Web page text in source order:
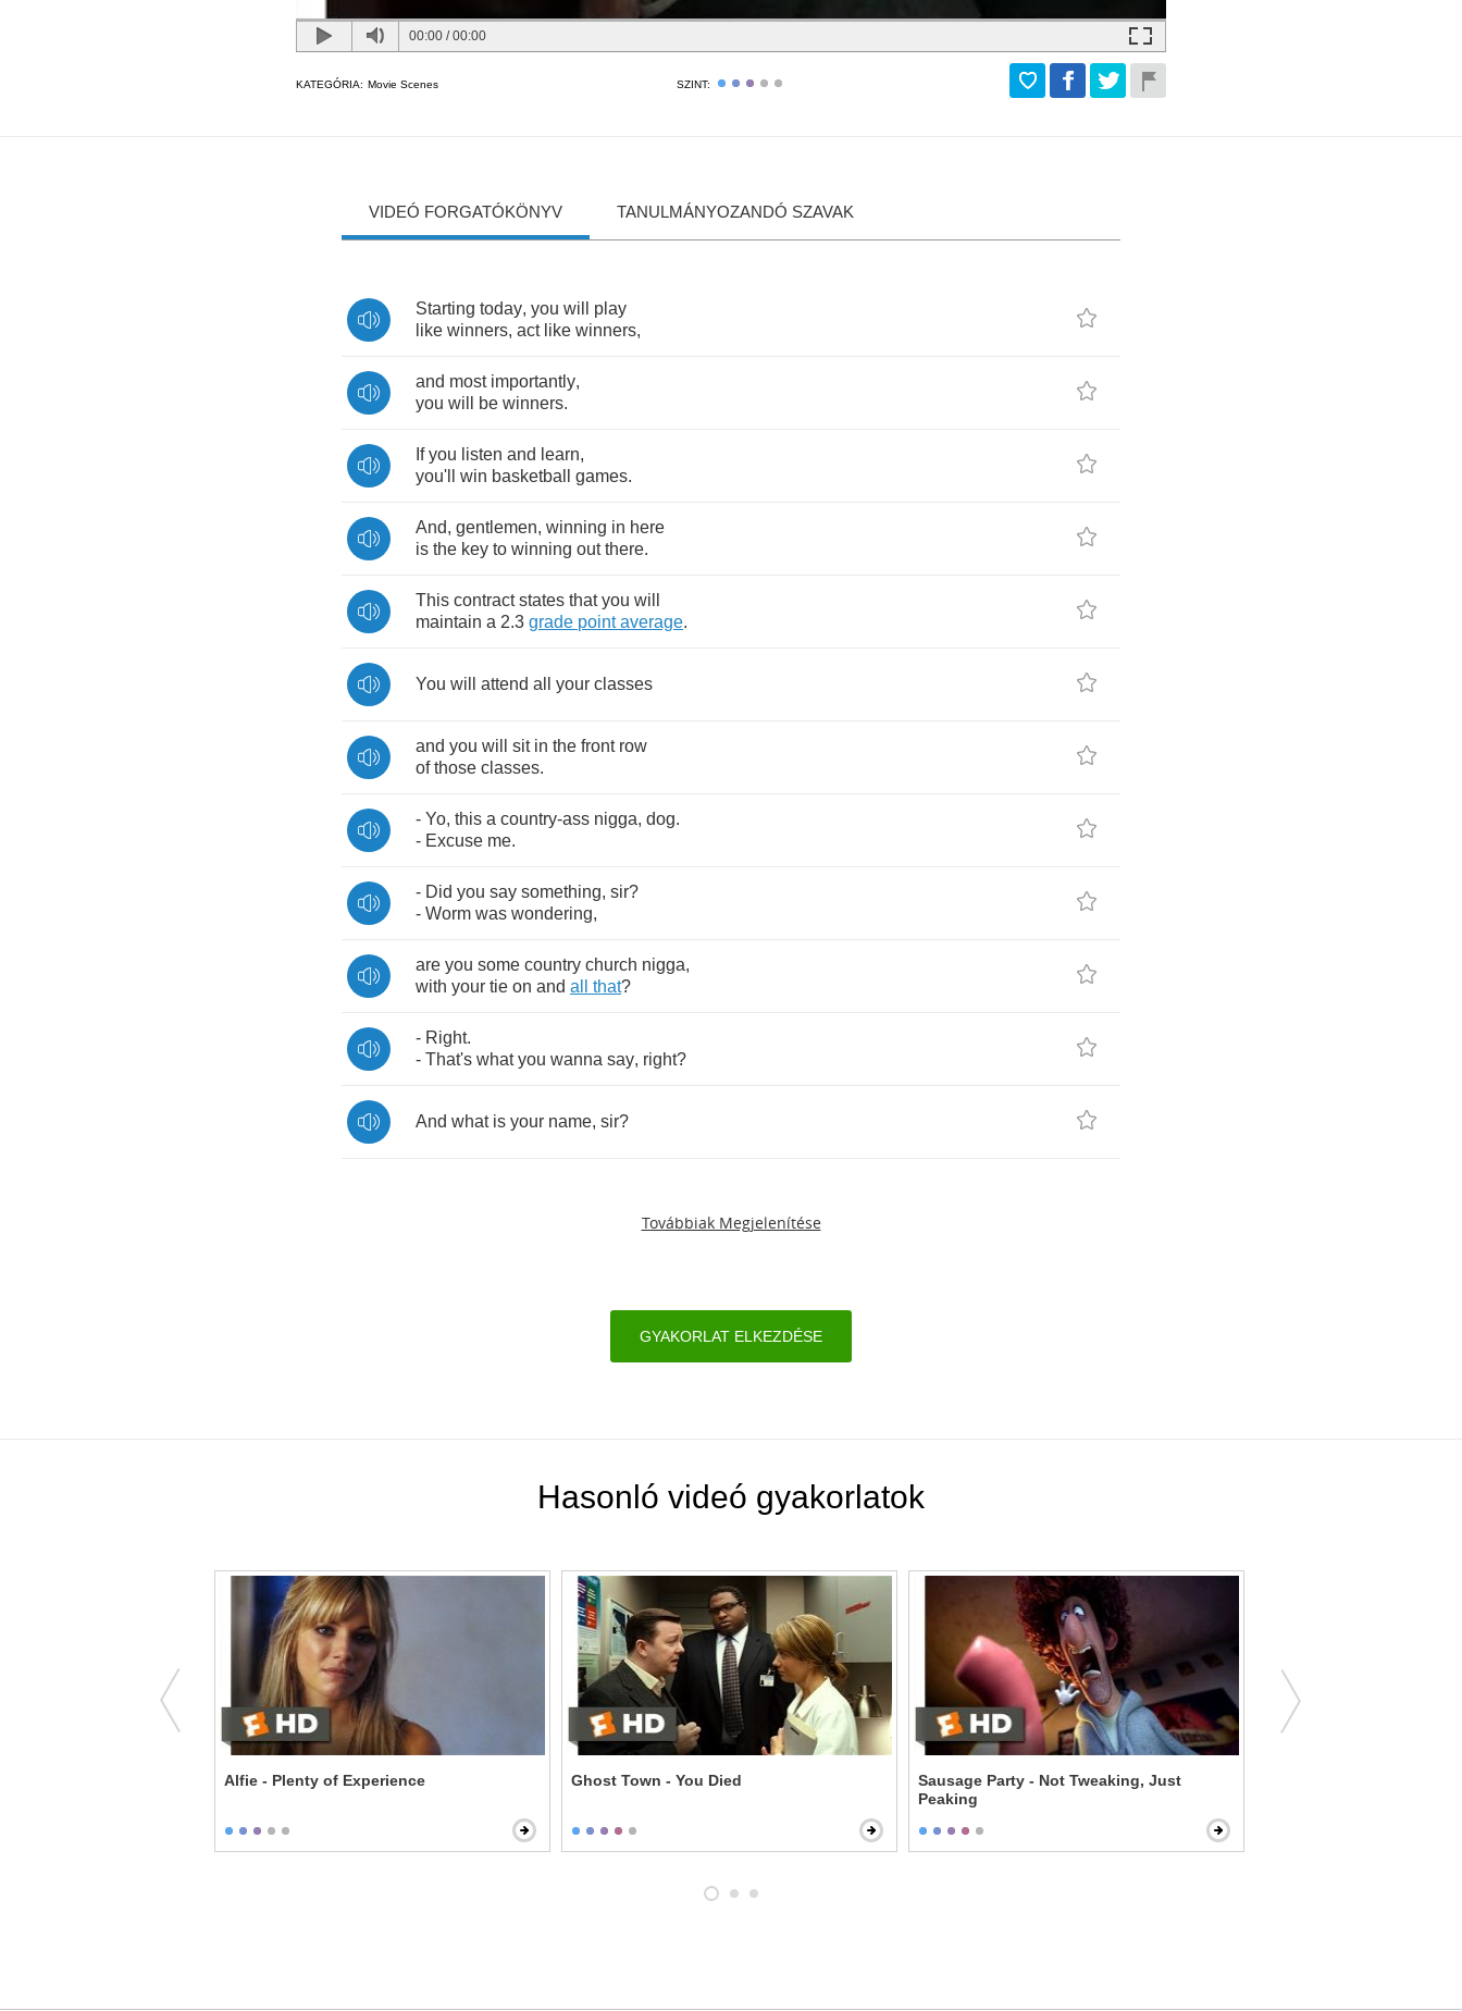
00:00 /00:00
KATEGÓRIA: Movie Scenes SZINT:
VIDEÓ FORGATÓKÖNYV TANULMÁNYOZANDÓ SZAVAK
Starting today, you will
play
like winners, act like winners,
and most importantly,
you will be winners.
If you listen and learn,
you'll
win basketball games.
And, gentlemen, winning in here
is the key to winning out there.
This contract states that you will
maintain a 2.3 grade point average.
You will attend all your classes
and you will sit in the front row
of those classes.
- Yo, this a country-ass nigga, dog.
- Excuse me.
- Did you say something, sir?
- Worm was wondering,
are you some country church nigga,
with your tie on and all that?
- Right.
- That's what you wanna say, right?
And what is your name, sir?
Továbbiak Megjelenítése
GYAKORLAT ELKEZDÉSE
Hasonló videó gyakorlatok
Alfie - Plenty of Experience Ghost Town - You Died
Sausage Party - Not Tweaking, Just
Peaking